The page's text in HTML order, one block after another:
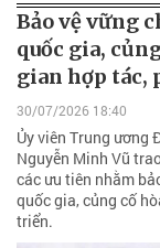
Bảo vệ vững
quốc gia,
gian hợp tác,
30/07/2026 18:40
Ủy viên Trung ương
Nguyễn Minh Vũ
các ưu tiên nhằm
quốc gia, củng cố
triển.